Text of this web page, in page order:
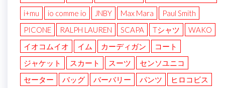
i+mu
io comme io JNBY Max Mara
Paul Smith
PICONE
RALPH LAUREN SCAPA Tシャツ
WAKO
イオコムイオ
イム カーディガン
コート
ジャケット
スカート スーツ
センソユニコ
セーター
バッグ バーバリー パンツ
ヒロコビス